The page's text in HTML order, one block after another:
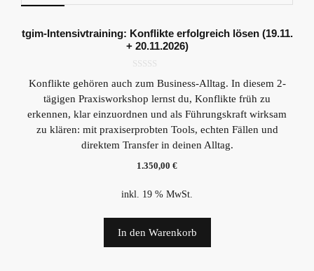
tgim-Intensivtraining: Konflikte erfolgreich lösen (19.11.
+ 20.11.2026)
v
o
n
5
Konflikte gehören auch zum Business-Alltag. In diesem 2-
tägigen Praxisworkshop lernst du, Konflikte früh zu
erkennen, klar einzuordnen und als Führungskraft wirksam
zu klären: mit praxiserprobten Tools, echten Fällen und
direktem Transfer in deinen Alltag.
1.350,00 €
inkl. 19 % MwSt.
In den Warenkorb